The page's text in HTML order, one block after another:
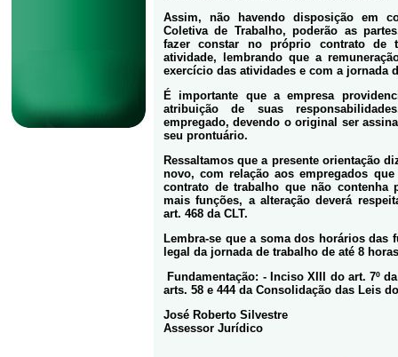
Assim, não havendo disposição em
Coletiva de Trabalho, poderão as
fazer constar no próprio contrato de
atividade, lembrando que a
exercício das atividades e com a jornada
É importante que a empresa
atribuição de suas
empregado, devendo o original ser
seu prontuário.
Ressaltamos que a presente orientação
novo, com relação aos empregados
contrato de trabalho que não contenha
mais funções, a alteração deverá
art. 468 da CLT.
Lembra-se que a soma dos horários das
legal da jornada de trabalho de até 8
Fundamentação: - Inciso XIII do art. 7º
arts. 58 e 444 da Consolidação das Leis
José Roberto
Assessor Jurídico